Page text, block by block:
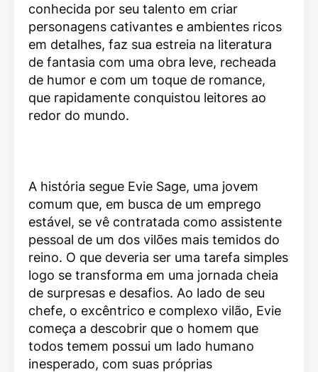
conhecida por seu talento em criar
personagens cativantes e ambientes ricos
em detalhes, faz sua estreia na literatura
de fantasia com uma obra leve, recheada
de humor e com um toque de romance,
que rapidamente conquistou leitores ao
redor do mundo.
A história segue Evie Sage, uma jovem
comum que, em busca de um emprego
estável, se vê contratada como assistente
pessoal de um dos vilões mais temidos do
reino. O que deveria ser uma tarefa simples
logo se transforma em uma jornada cheia
de surpresas e desafios. Ao lado de seu
chefe, o excêntrico e complexo vilão, Evie
começa a descobrir que o homem que
todos temem possui um lado humano
inesperado, com suas próprias